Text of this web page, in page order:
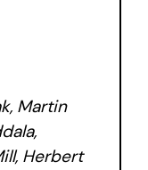
Martin
Herbert